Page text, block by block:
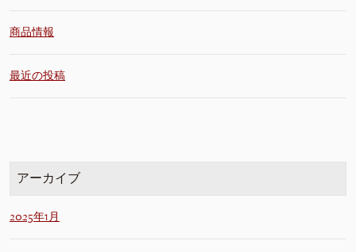
商品情報
最近の投稿
アーカイブ
2025年1月